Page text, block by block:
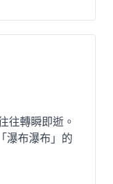
往轉瞬即逝。
瀑布瀑布」的